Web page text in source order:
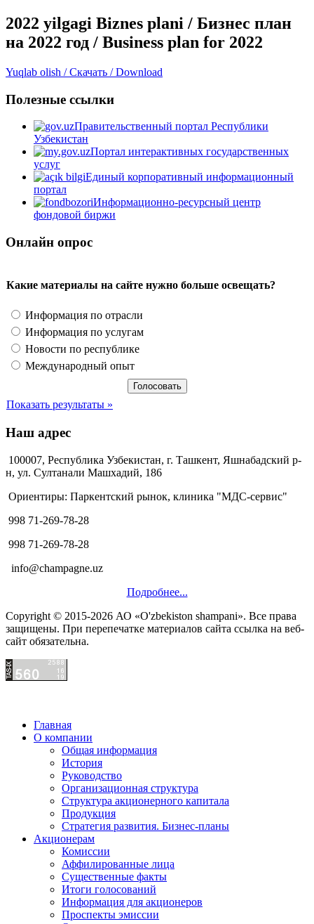
2022 yilgagi Biznes plani / Бизнес план
на 2022 год / Business plan for 2022
Yuqlab olish / Скачать / Download
Полезные ссылки
Правительственный портал Республики
Узбекистан
Портал интерактивных государственных
услуг
Единый корпоративный информационный
портал
Информационно-ресурсный центр
фондовой биржи
Онлайн опрос
Какие материалы на сайте нужно больше освещать?
Информация по отрасли
Информация по услугам
Новости по республике
Международный опыт
Показать результаты »
Наш адрес
100007, Республика Узбекистан, г. Ташкент, Яшнабадский р-
н, ул. Султанали Машхадий, 186
Ориентиры: Паркентский рынок, клиника "МДС-сервис"
998 71-269-78-28
998 71-269-78-28
info@champagne.uz
Подробнее...
Copyright © 2015-2026 АО «O'zbekiston shampani». Все права
защищены. При перепечатке материалов сайта ссылка на веб-
сайт обязательна.
Главная
О компании
Общая информация
История
Руководство
Организационная структура
Структура акционерного капитала
Продукция
Стратегия развития. Бизнес-планы
Акционерам
Комиссии
Аффилированные лица
Существенные факты
Итоги голосований
Информация для акционеров
Проспекты эмиссии